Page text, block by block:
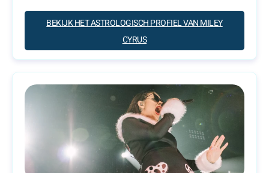
BEKIJK HET ASTROLOGISCH PROFIEL VAN MILEY
CYRUS